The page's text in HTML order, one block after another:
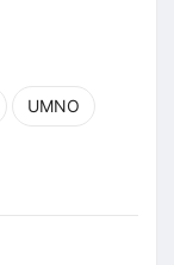
UMNO